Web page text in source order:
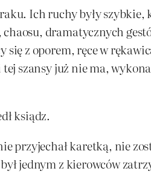
Ich ruchy były
dramatycznych
się z oporem, ręce w
szansy już nie ma,
ksiądz.
przyjechał karetką, nie
jednym z kierowców